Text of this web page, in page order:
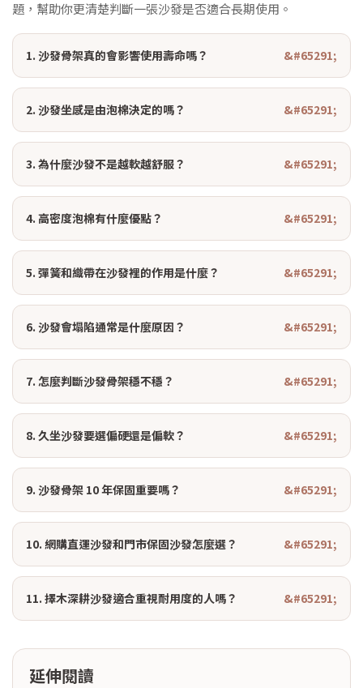
題，幫助你更清楚判斷一張沙發是否適合長期使用。
1. 沙發骨架真的會影響使用壽命嗎？
2. 沙發坐感是由泡棉決定的嗎？
3. 為什麼沙發不是越軟越舒服？
4. 高密度泡棉有什麼優點？
5. 彈簧和織帶在沙發裡的作用是什麼？
6. 沙發會塌陷通常是什麼原因？
7. 怎麼判斷沙發骨架穩不穩？
8. 久坐沙發要選偏硬還是偏軟？
9. 沙發骨架 10 年保固重要嗎？
10. 網購直運沙發和門市保固沙發怎麼選？
11. 擇木深耕沙發適合重視耐用度的人嗎？
延伸閱讀